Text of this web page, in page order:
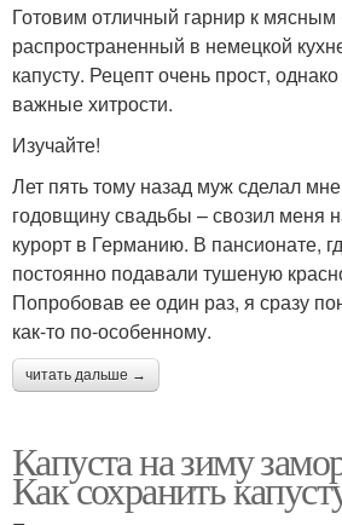
Готовим отличный гарнир к
распространенный в немецкой
капусту. Рецепт очень прост,
важные хитрости.
Изучайте!
Лет пять тому назад муж сделал
годовщину свадьбы – свозил меня
курорт в Германию. В пансионате,
постоянно подавали тушеную
Попробовав ее один раз, я сразу
как-то по-особенному.
читать дальше →
Капуста на зиму
Как сохранить